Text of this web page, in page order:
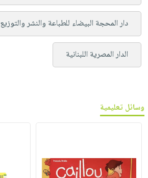
دار المحجة البيضاء للطباعة والنشر والتوزيع
الدار المصرية اللبنانية
وسائل تعليمية